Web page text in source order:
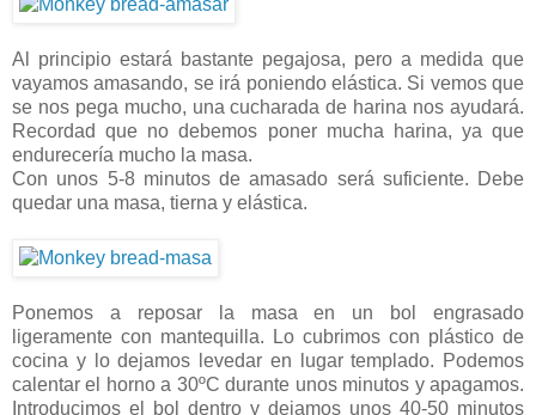
Al principio estará bastante pegajosa, pero a medida que
vayamos amasando, se irá poniendo elástica. Si vemos que
se nos pega mucho, una cucharada de harina nos ayudará.
Recordad que no debemos poner mucha harina, ya que
endurecería mucho la masa.
Con unos 5-8 minutos de amasado será suficiente. Debe
quedar una masa, tierna y elástica.
Ponemos a reposar la masa en un bol engrasado
ligeramente con mantequilla. Lo cubrimos con plástico de
cocina y lo dejamos levedar en lugar templado. Podemos
calentar el horno a 30ºC durante unos minutos y apagamos.
Introducimos el bol dentro y dejamos unos 40-50 minutos